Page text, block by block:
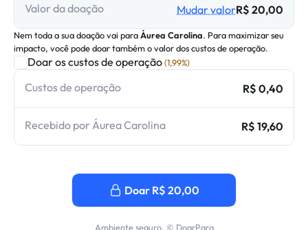
Valor da doação Mudar valorR$ 20,00
Nem toda a sua doação vai paraÁurea Carolina. Para maximizar seu
impacto, você pode doar também o valor dos custos de operação.
Doar os custos de operação(1,99%)
Custos de operação R$ 0,40
Recebido por Áurea Carolina R$ 19,60
Doar R$ 20,00
Ambiente seguro. © DoarPara